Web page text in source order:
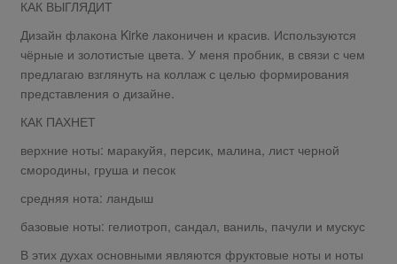
КАК ВЫГЛЯДИТ
Дизайн флакона Kirke лаконичен и красив. Используются
чёрные и золотистые цвета. У меня пробник, в связи с чем
предлагаю взглянуть на коллаж с целью формирования
представления о дизайне.
КАК ПАХНЕТ
верхние ноты: маракуйя, персик, малина, лист черной
смородины, груша и песок
средняя нота: ландыш
базовые ноты: гелиотроп, сандал, ваниль, пачули и мускус
В этих духах основными являются фруктовые ноты и ноты